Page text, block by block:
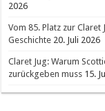
2026
Vom 85. Platz zur
Geschichte 20. Juli 2026
Claret Jug: Warum
zurückgeben muss 15.